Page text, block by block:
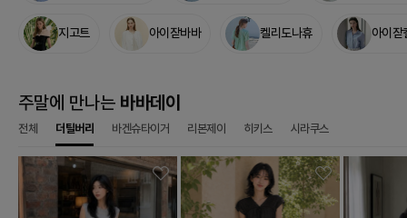
지고트 아이잗바바 켈리도나휴 아이잗
주말에 만나는 바바데이
전체 더틸버리 바겐슈타이거 리본제이 히키스 시라쿠스